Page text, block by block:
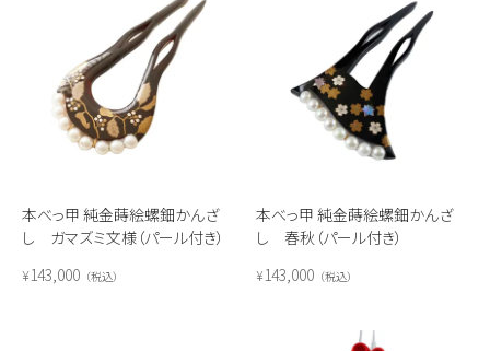
本べっ甲 純金蒔絵螺鈿かんざ
し ガマズミ文様（パール付き）
¥143,000 税込
本べっ甲 純金蒔絵螺鈿かんざ
し 春秋（パール付き）
¥143,000 税込